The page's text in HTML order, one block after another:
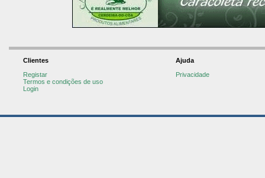
Clientes
Registar
Termos e condições de uso
Login
Ajuda
Privacidade